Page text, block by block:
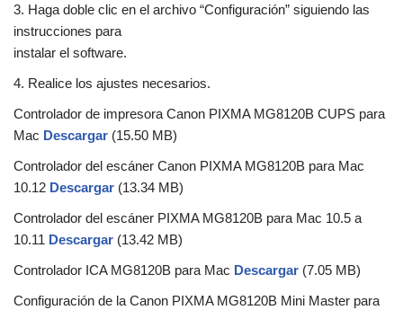
3. Haga doble clic en el archivo “Configuración” siguiendo las
instrucciones para
instalar el software.
4. Realice los ajustes necesarios.
Controlador de impresora Canon PIXMA MG8120B CUPS para
Mac Descargar (15.50 MB)
Controlador del escáner Canon PIXMA MG8120B para Mac
10.12 Descargar (13.34 MB)
Controlador del escáner PIXMA MG8120B para Mac 10.5 a
10.11 Descargar (13.42 MB)
Controlador ICA MG8120B para Mac Descargar (7.05 MB)
Configuración de la Canon PIXMA MG8120B Mini Master para